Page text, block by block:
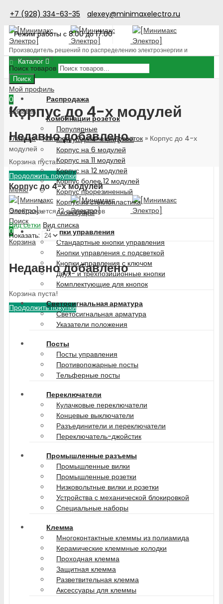
+7 (928) 334-63-35
alexey@minimaxelectro.ru
Режим работы с 8.00 до 17.00
Производитель решений по распределению электроэнергии и
поставщик ЭТП
Поиск товаров
Поиск
Мой профиль
0
Корзина
Недавно добавлено
Корзина пуста!
Продолжить покупки
Меню
Поиск
0
Корзина
Недавно добавлено
Корзина пуста!
Продолжить покупки
Каталог
Распродажа
Комбинации розеток
Популярные
Корпус до 4-х модулей
Корпус на 6 модулей
Корпус на 11 модулей
Корпус на 12 модулей
Корпус более 12 модулей
Корпус прорезиненный
Корпус из стеклопластика
Аксессуары
Кнопки управления
Стандартные кнопки управления
Кнопки управления с подсветкой
Кнопки управления с ключом
Двух- и трехпозиционные кнопки
Комплектующие для кнопок
Светосигнальная арматура
Светосигнальная арматура
Указатели положения
Посты
Посты управления
Противопожарные посты
Тельферные посты
Переключатели
Кулачковые переключатели
Концевые выключатели
Разъединители и переключатели
Переключатель-джойстик
Промышленные разъемы
Промышленные вилки
Промышленные розетки
Низковольтные вилки и розетки
Устройства с механической блокировкой
Специальные наборы
Клемма
Многоконтактные клеммы из полиамида
Керамические клеммные колодки
Проходная клемма
Защитная клемма
Разветвительная клемма
Аксессуары для клеммы
Корпус до 4-х модулей
Главная»Каталог»Комбинации розеток » Корпус до 4-х
модулей
Корпус до 4-х модулей
Отображается 12 результатов
Вид сетки Вид списка
Показать: